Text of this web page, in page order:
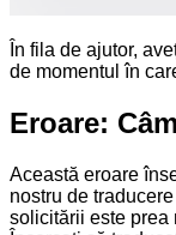
În fila de ajutor,
de momentul în
Eroare:
Această eroare
nostru de
solicitării este prea